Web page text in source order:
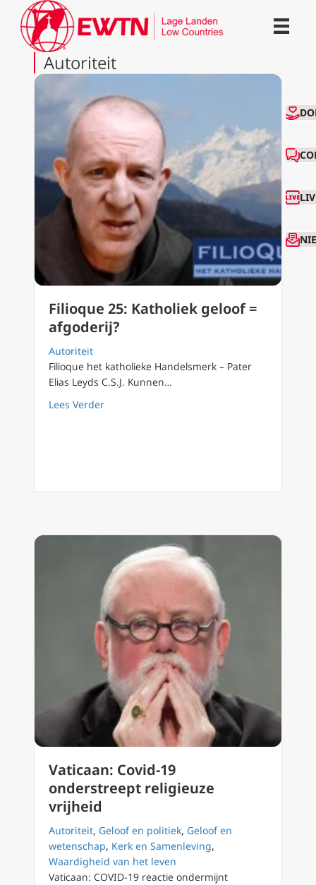
Autoriteit
Filioque 25: Katholiek geloof =
afgoderij?
Autoriteit
Filioque het katholieke Handelsmerk – Pater
Elias Leyds C.S.J. Kunnen…
Lees Verderabout Filioque 25: Katholiek geloof =
Vaticaan: Covid-19
onderstreept religieuze
vrijheid
Autoriteit, Geloof en politiek, Geloof en
wetenschap, Kerk en Samenleving,
Waardigheid van het leven
Vaticaan: COVID-19 reactie ondermijnt